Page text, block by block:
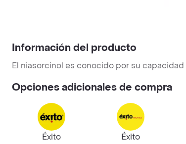
Información del producto
El niasorcinol es conocido por su
Opciones adicionales de compra
Éxito
Éxito